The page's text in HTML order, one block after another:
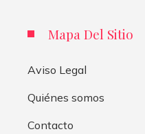
Mapa Del Sitio
Aviso Legal
Quiénes somos
Contacto